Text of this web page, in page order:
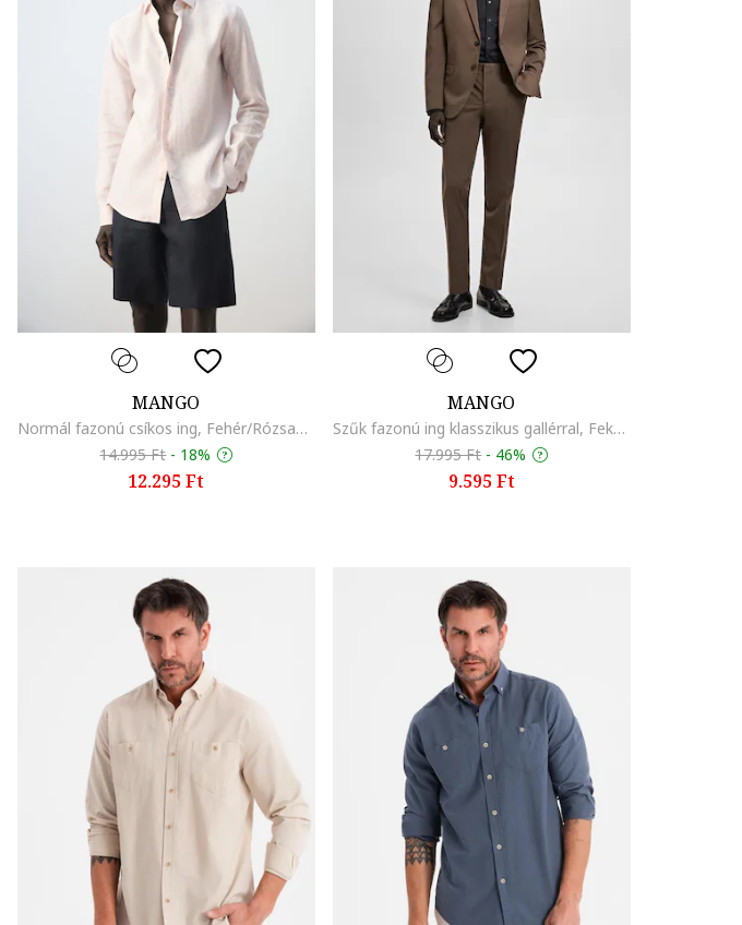
MANGO
Normál fazonú csíkos ing, Fehér/Rózsaszín
14.995 Ft - 18%
12.295 Ft
MANGO
Szűk fazonú ing klasszikus gallérral, Fekete
17.995 Ft - 46%
9.595 Ft